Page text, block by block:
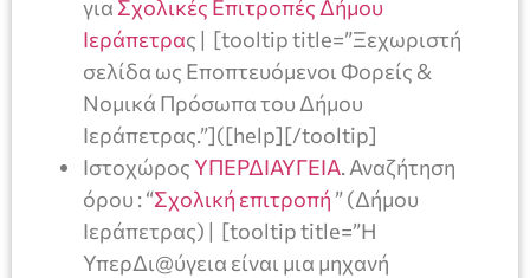
γιαΣχολικές Επιτροπές Δήμου
Ιεράπετρας | [tooltip title=”Ξεχωριστή
σελίδα ως Εποπτευόμενοι Φορείς &
Nομικά Πρόσωπα του Δήμου
Ιεράπετρας.”]([help][/tooltip]
ΙστοχώροςΥΠΕΡΔΙΑΥΓΕΙΑ. Αναζήτηση
όρου : “Σχολική επιτροπή ” (Δήμου
Ιεράπετρας) | [tooltip title=”Η
ΥπερΔι@ύγεια είναι μια μηχανή